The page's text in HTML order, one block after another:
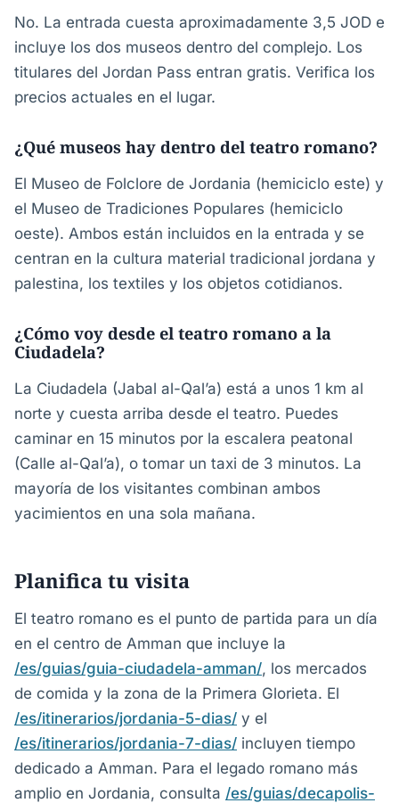
No. La entrada cuesta aproximadamente 3,5 JOD e
incluye los dos museos dentro del complejo. Los
titulares del Jordan Pass entran gratis. Verifica los
precios actuales en el lugar.
¿Qué museos hay dentro del teatro romano?
El Museo de Folclore de Jordania (hemiciclo este) y
el Museo de Tradiciones Populares (hemiciclo
oeste). Ambos están incluidos en la entrada y se
centran en la cultura material tradicional jordana y
palestina, los textiles y los objetos cotidianos.
¿Cómo voy desde el teatro romano a la
Ciudadela?
La Ciudadela (Jabal al-Qal’a) está a unos 1 km al
norte y cuesta arriba desde el teatro. Puedes
caminar en 15 minutos por la escalera peatonal
(Calle al-Qal’a), o tomar un taxi de 3 minutos. La
mayoría de los visitantes combinan ambos
yacimientos en una sola mañana.
Planifica tu visita
El teatro romano es el punto de partida para un día
en el centro de Amman que incluye la
/es/guias/guia-ciudadela-amman/, los mercados
de comida y la zona de la Primera Glorieta. El
/es/itinerarios/jordania-5-dias/ y el
/es/itinerarios/jordania-7-dias/ incluyen tiempo
dedicado a Amman. Para el legado romano más
amplio en Jordania, consulta /es/guias/decapolis-